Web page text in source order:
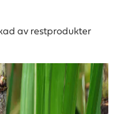
av restprodukter